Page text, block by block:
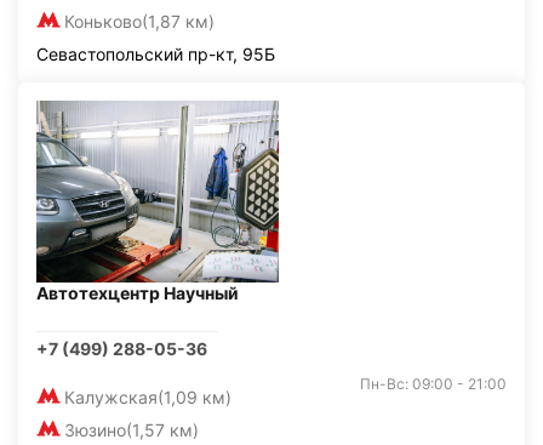
Коньково(1,87 км)
Севастопольский пр-кт, 95Б
Автотехцентр Научный
+7 (499) 288-05-36
Калужская(1,09 км)
Зюзино(1,57 км)
Пн-Вс: 09:00 - 21:00